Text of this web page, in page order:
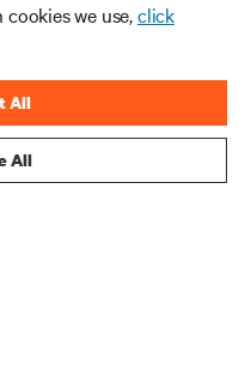
we use,click
All
All